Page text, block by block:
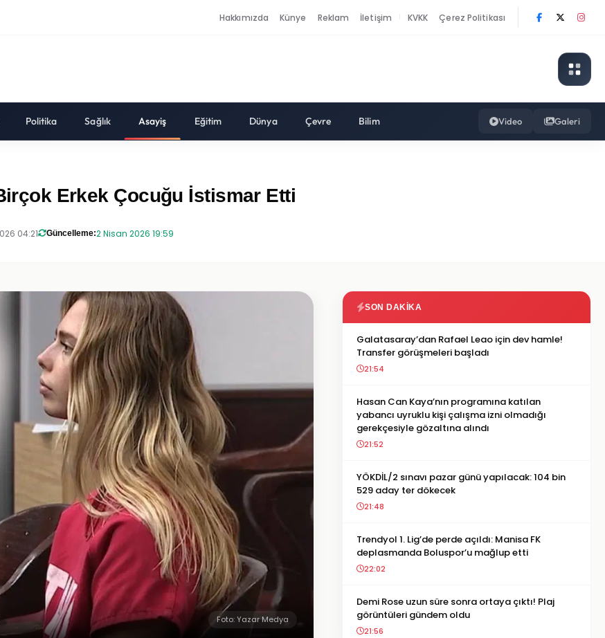
Hakkımızda Künye Reklam İletişim KVKK Çerez Politikası
Politika Sağlık Asayiş Eğitim Dünya Çevre Bilim Video Galeri
Erkek Çocuğu İstismar Etti
04:21 Güncelleme:2 Nisan 2026 19:59
Foto: Yazar Medya
SON DAKIKA
Galatasaray’dan Rafael Leao için dev hamle!
Transfer görüşmeleri başladı
21:54
Hasan Can Kaya’nın programına katılan
yabancı uyruklu kişi çalışma izni olmadığı
gerekçesiyle gözaltına alındı
21:52
YÖKDİL/2 sınavı pazar günü yapılacak: 104 bin
529 aday ter dökecek
21:48
Trendyol 1. Lig’de perde açıldı: Manisa FK
deplasmanda Boluspor’u mağlup etti
22:02
Demi Rose uzun süre sonra ortaya çıktı! Plaj
görüntüleri gündem oldu
21:56